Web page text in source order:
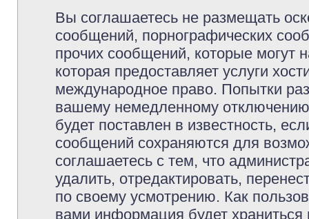
Вы соглашаетесь не размещать
сообщений, порнографических
прочих сообщений, которые могут
которая предоставляет услуги
международное право. Попытки
вашему немедленному
будет поставлен в известность,
сообщений сохраняются для
соглашаетесь с тем, что
удалить, отредактировать,
по своему усмотрению. Как
вами информация будет